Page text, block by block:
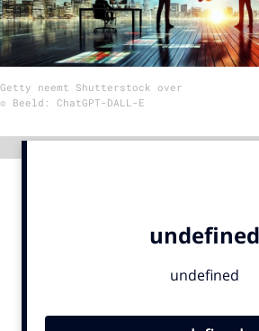
9 sept: GenAI-training
12 nov: MarketingLive!
Adverteren
Events
Getty neemt Shutterstock over
© Beeld: ChatGPT-DALL-E